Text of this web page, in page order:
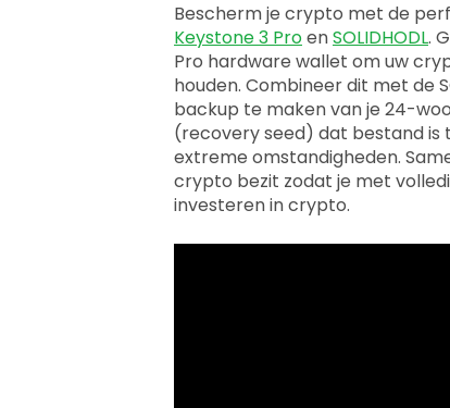
Bescherm je crypto met de
Keystone 3 ProenSOLIDHODL.
Pro hardware wallet om uw
houden. Combineer dit met de
backup te maken van je 24-
(recovery seed) dat bestand is
extreme omstandigheden.
crypto bezit zodat je met
investeren in crypto.